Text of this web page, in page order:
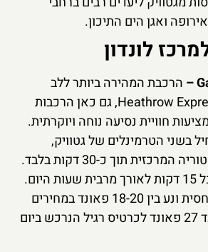
ואגן הים התיכון.
לונדון
הרכבת המהירה ביותר ללב
הבירה. בדומה ל-Heathrow Express, גם כאן הרכבות
חוויית נסיעה נוחה ויוקרתית.
בשני הטרמינלים של גטוויק,
ומסתיים בתחנת ויקטוריה המרכזית תוך כ-30 דקות בלבד.
תדירות הרכבות – כל 15 דקות לאורך מרבית שעות היום.
מחיר הכרטיס יקר יחסית ונע בין 18-20 פאונד במחירים
מוזלים מוקדמים, ועד 27 פאונד לכרטיס רגיל הנרכש ביום